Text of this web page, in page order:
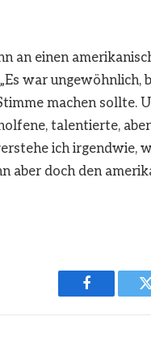
an einen
war ungewöhnlich,
machen sollte.
talentierte,
ich irgendwie,
aber doch den
Facebook